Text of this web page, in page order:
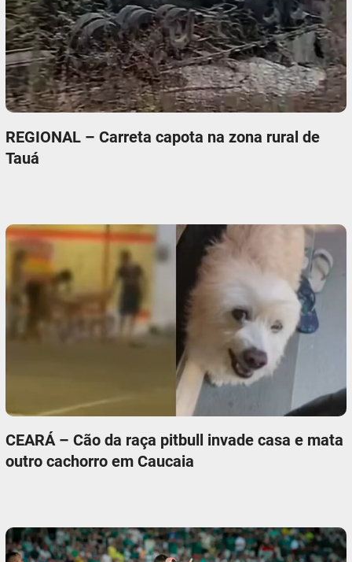
REGIONAL – Carreta capota na zona rural de
Tauá
CEARÁ – Cão da raça pitbull invade casa e mata
outro cachorro em Caucaia